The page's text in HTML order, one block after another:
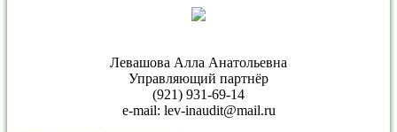
Левашова Алла Анатольевна
Управляющий партнёр
(921) 931-69-14
e-mail: lev-inaudit@mail.ru